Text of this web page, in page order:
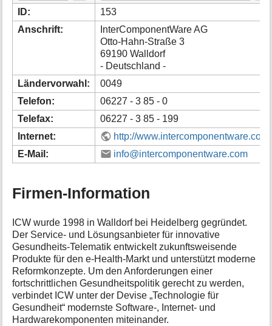
o
n
u
S
e
e
ID:
153
Anschrift:
InterComponentWare AG
Otto-Hahn-Straße 3
69190 Walldorf
- Deutschland -
Ländervorwahl:
0049
Telefon:
06227 - 3 85 - 0
Telefax:
06227 - 3 85 - 199
Internet:
http://www.intercomponentware.com/
E-Mail:
info@intercomponentware.com
Firmen-Information
ICW wurde 1998 in Walldorf bei Heidelberg gegründet.
Der Service- und Lösungsanbieter für innovative
Gesundheits-Telematik entwickelt zukunftsweisende
Produkte für den e-Health-Markt und unterstützt moderne
Reformkonzepte. Um den Anforderungen einer
fortschrittlichen Gesundheitspolitik gerecht zu werden,
verbindet ICW unter der Devise „Technologie für
Gesundheit“ modernste Software-, Internet- und
Hardwarekomponenten miteinander.